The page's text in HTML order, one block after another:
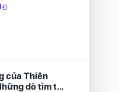
Đ
của Thiên
dò tìm từ